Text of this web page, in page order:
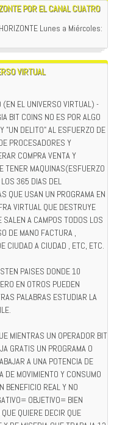
POR EL CANAL CUATRO
Lunes a Miércoles:
VIRTUAL
(EN EL UNIVERSO VIRTUAL) -
BIT COINS NO ES POR ALGO
"UN DELITO" AL ESFUERZO DE
PROCESADORES Y
COMPRA VENTA Y
TENER MAQUINAS(ESFUERZO
365 DIAS DEL
QUE USAN UN PROGRAMA EN
VIRTUAL QUE DESTRUYE
SALEN A CAMPOS TODOS LOS
DE MANO FACTURA ,
CIUDAD A CIUDAD , ETC, ETC.
PAISES DONDE 10
EN OTROS PUEDEN
PALABRAS ESTUDIAR LA
MIENTRAS UN OPERADOR BIT
GRATIS UN PROGRAMA O
A UNA POTENCIA DE
DE MOVIMIENTO Y CONSUMO
BENEFICIO REAL Y NO
OBJETIVO= BIEN
QUIERE DECIR QUE